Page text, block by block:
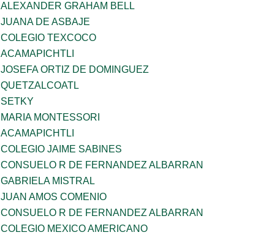
ALEXANDER GRAHAM BELL
JUANA DE ASBAJE
COLEGIO TEXCOCO
ACAMAPICHTLI
JOSEFA ORTIZ DE DOMINGUEZ
QUETZALCOATL
SETKY
MARIA MONTESSORI
ACAMAPICHTLI
COLEGIO JAIME SABINES
CONSUELO R DE FERNANDEZ ALBARRAN
GABRIELA MISTRAL
JUAN AMOS COMENIO
CONSUELO R DE FERNANDEZ ALBARRAN
COLEGIO MEXICO AMERICANO